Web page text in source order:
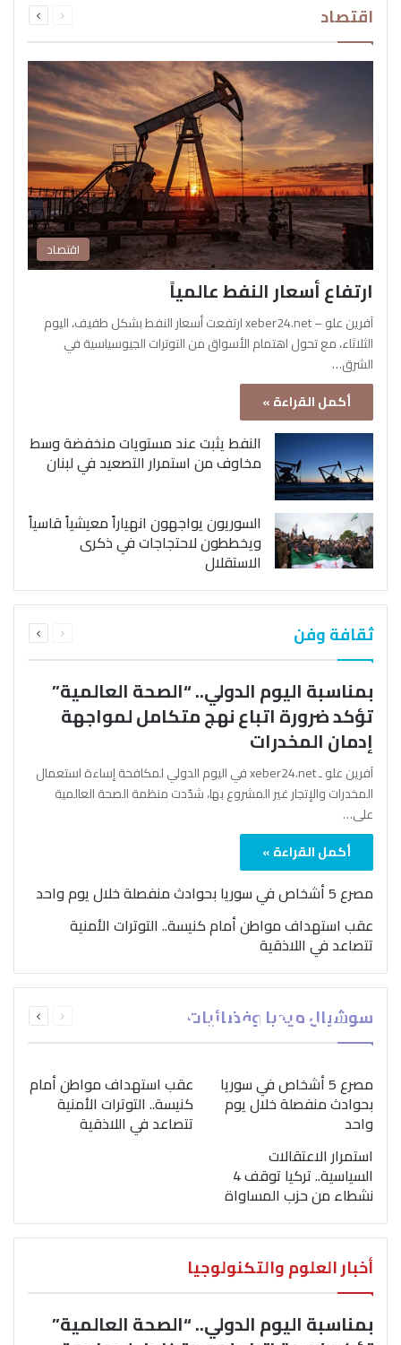
اقتصاد الصفحةالصفحة
اقتصاد
ارتفاع أسعار النفط عالمياً
آفرين علو – xeber24.net ارتفعت أسعار النفط بشكل طفيف، اليوم
الثلاثاء، مع تحول اهتمام الأسواق من التوترات الجيوسياسية في
الشرق…
أكمل القراءة »
النفط يثبت عند مستويات منخفضة وسط
مخاوف من استمرار التصعيد في لبنان
السوريون يواجهون انهياراً معيشياً قاسياً
ويخططون لاحتجاجات في ذكرى
الاستقلال
ثقافة وفن الصفحةالصفحة
بمناسبة اليوم الدولي.. “الصحة العالمية”
تؤكد ضرورة اتباع نهج متكامل لمواجهة
إدمان المخدرات
آفرين علو ـ xeber24.net في اليوم الدولي لمكافحة إساءة استعمال
المخدرات والإتجار غير المشروع بها، شدّدت منظمة الصحة العالمية
على…
أكمل القراءة »
مصرع 5 أشخاص في سوريا بحوادث منفصلة خلال يوم واحد
عقب استهداف مواطن أمام كنيسة.. التوترات الأمنية
تتصاعد في اللاذقية
سوشيال ميديا وفضائيات الصفحةالصفحة
بمناسبة اليوم الدولي..
“الصحة العالمية” تؤكد
ضرورة اتباع نهج متكامل
لمواجهة إدمان المخدرات
مصرع 5 أشخاص في سوريا
بحوادث منفصلة خلال يوم
واحد
عقب استهداف مواطن أمام
كنيسة.. التوترات الأمنية
تتصاعد في اللاذقية
استمرار الاعتقالات
السياسية.. تركيا توقف 4
نشطاء من حزب المساواة
أخبار العلوم والتكنولوجيا
بمناسبة اليوم الدولي.. “الصحة العالمية”